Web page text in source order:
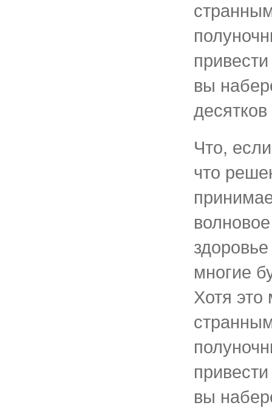
вы
Что,
что
многие
Хотя это
вы